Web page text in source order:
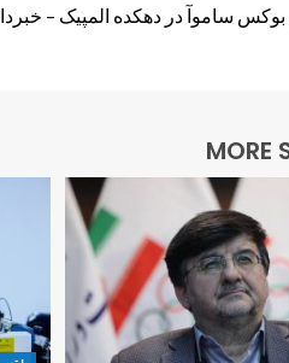
ساموآ در دهکده المپیک –
MORE